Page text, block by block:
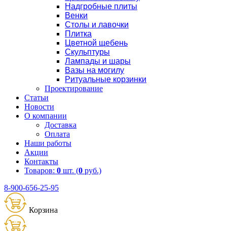
Надгробные плиты
Венки
Столы и лавочки
Плитка
Цветной щебень
Скульптуры
Лампады и шары
Вазы на могилу
Ритуальные корзинки
Проектирование
Статьи
Новости
О компании
Доставка
Оплата
Наши работы
Акции
Контакты
Товаров: 0 шт. (0 руб.)
8-900-656-25-95
Корзина